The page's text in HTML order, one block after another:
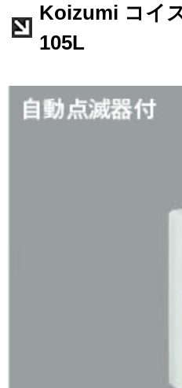
Koizumi コイ
105L